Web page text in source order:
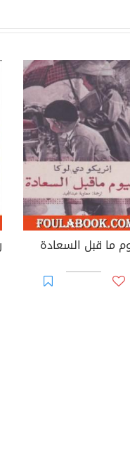
ما قبل السعادة